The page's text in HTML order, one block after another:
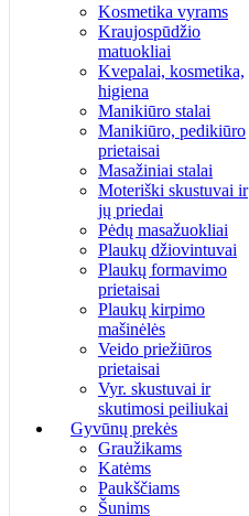
Kosmetika vyrams
Kraujospūdžio
matuokliai
Kvepalai, kosmetika,
higiena
Manikiūro stalai
Manikiūro, pedikiūro
prietaisai
Masažiniai stalai
Moteriški skustuvai ir
jų priedai
Pėdų masažuokliai
Plaukų džiovintuvai
Plaukų formavimo
prietaisai
Plaukų kirpimo
mašinėlės
Veido priežiūros
prietaisai
Vyr. skustuvai ir
skutimosi peiliukai
Gyvūnų prekės
Graužikams
Katėms
Paukščiams
Šunims